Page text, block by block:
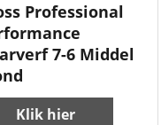
Professional
7-6 Middel
Klik hier